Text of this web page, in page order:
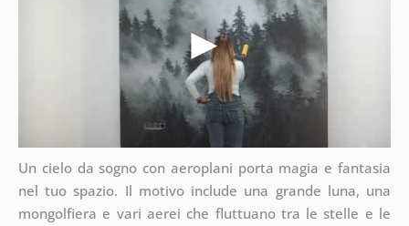
Un cielo da sogno con aeroplani porta magia e fantasia
nel tuo spazio. Il motivo include una grande luna, una
mongolfiera e vari aerei che fluttuano tra le stelle e le